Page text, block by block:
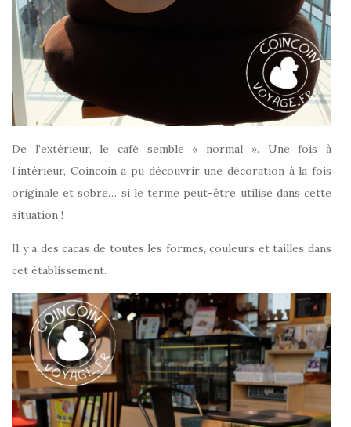
De l’extérieur, le café semble « normal ». Une fois à
l’intérieur, Coincoin a pu découvrir une décoration à la fois
originale et sobre… si le terme peut-être utilisé dans cette
situation !
Il y a des cacas de toutes les formes, couleurs et tailles dans
cet établissement.